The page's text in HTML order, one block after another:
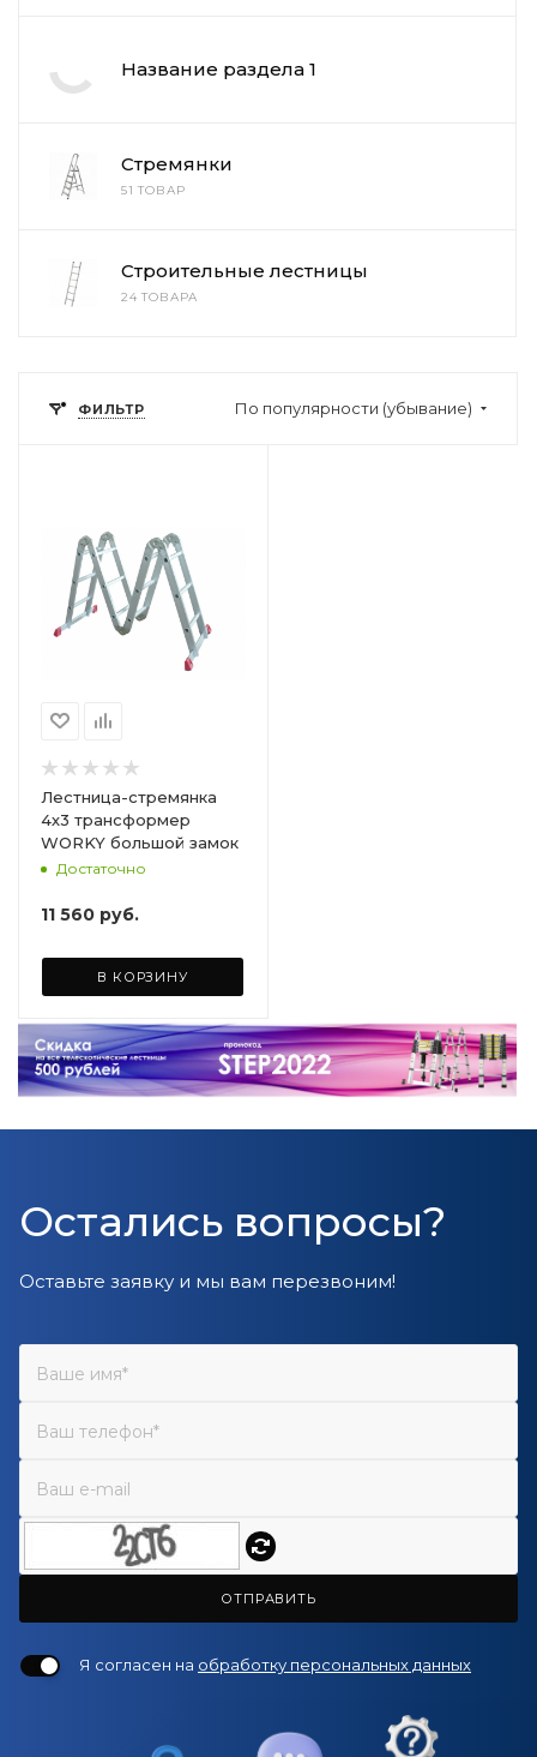
Название раздела 1
Стремянки
51 ТОВАР
Строительные лестницы
24 ТОВАРА
ФИЛЬТР По популярности (убывание)
Лестница-стремянка
4х3 трансформер
WORKY большой замок
Достаточно
11 560 руб.
В КОРЗИНУ
Остались вопросы?
Оставьте заявку и мы вам перезвоним!
ОТПРАВИТЬ
Я согласен на обработку персональных данных